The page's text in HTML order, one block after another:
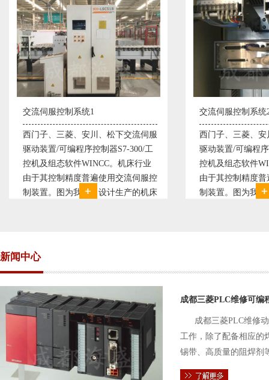
交流伺服控制系统2
西门子、三菱、安川、松下交流伺服
驱动装置/可编程序控制器S7-300/工
控机及组态软件WINCC。机床行业
由于其控制精度普遍使用交流伺服控
制装置。图为我公司设计生产的机床
变频恒压供水系
变频恒压供水系
极调速技术原理
使供水随着使用
持供水设定压力
点、远传压力表
新闻中心
成都三菱PLC维修可编
成都三菱PLC维修
工作，除了配备相应的
锡带、高质量的阻焊剂
件的电路及通信电缆。